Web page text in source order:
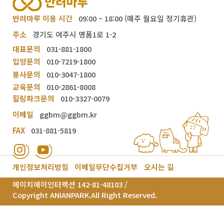
반려마루 이용 시간
09:00 ~ 18:00 (매주 월요일 정기휴관)
주소
경기도 여주시 명품1로 1-2
대표문의
031-881-1800
입양문의
010-7219-1800
봉사문의
010-3047-1800
교육문의
010-2861-8008
힐링파크문의
010-3327-0079
이메일
ggbm@ggbm.kr
FAX
031-881-5819
개인정보처리방침 이메일무단수집거부
오시는 길
에이치에이인터랙션 142-81-48103 /
Copyright ANIANPARK.All Right Reserved.